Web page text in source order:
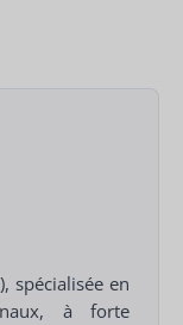
spécialisée en
à forte